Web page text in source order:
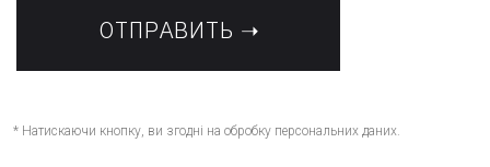
* Натискаючи кнопку, ви згодні на обробку персональних даних.